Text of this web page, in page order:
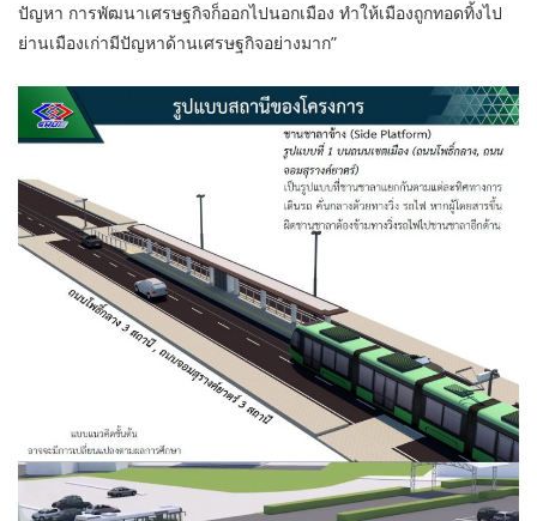
ปัญหา การพัฒนาเศรษฐกิจก็ออกไปนอกเมือง ทำให้เมืองถูกทอดทิ้งไป
ย่านเมืองเก่ามีปัญหาด้านเศรษฐกิจอย่างมาก”